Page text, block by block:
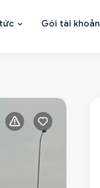
Gói tài khoản